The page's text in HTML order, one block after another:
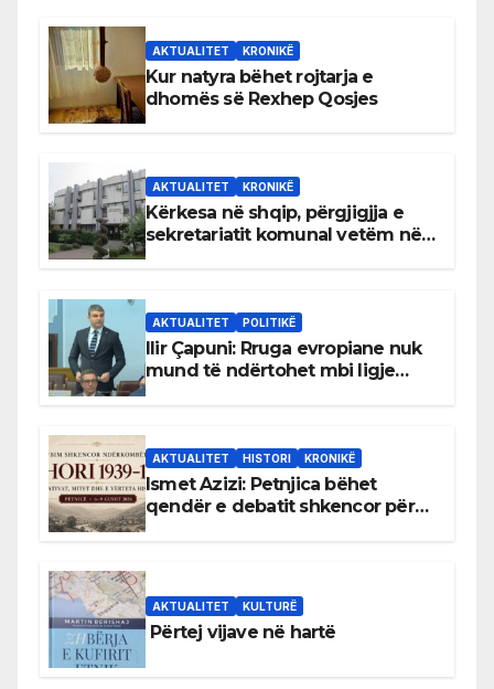
AKTUALITET KRONIKË
Kur natyra bëhet rojtarja e
dhomës së Rexhep Qosjes
AKTUALITET KRONIKË
Kërkesa në shqip, përgjigjja e
sekretariatit komunal vetëm në
AKTUALITET POLITIKË
Ilir Çapuni: Rruga evropiane nuk
mund të ndërtohet mbi ligje
AKTUALITET HISTORI KRONIKË
Ismet Azizi: Petnjica bëhet
qendër e debatit shkencor për
AKTUALITET KULTURË
Përtej vijave në hartë